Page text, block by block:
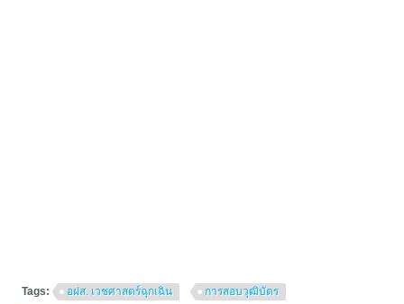
Tags: อฝส. เวชศาสตร์ฉุกเฉิน การสอบวุฒิบัตร